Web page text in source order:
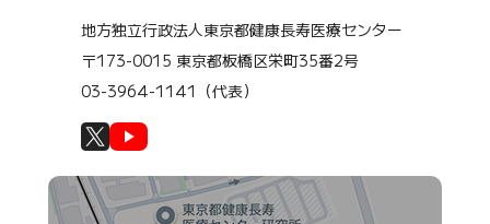
地方独立行政法人東京都健康長寿医療センター
〒173-0015 東京都板橋区栄町35番2号
03-3964-1141（代表）